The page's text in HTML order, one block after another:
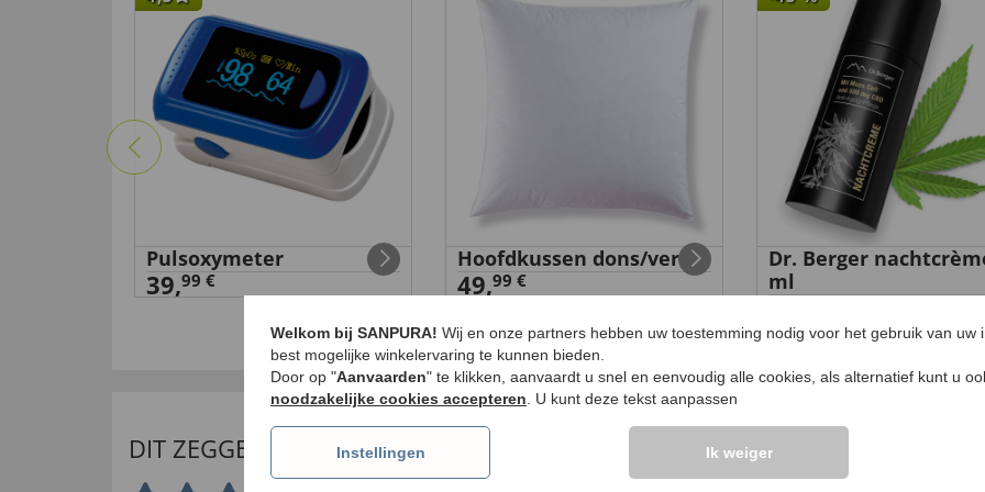
Pulsoxymeter
39,99 €
Hoofdkussen dons/veren
49,99 €
Dr. Berger
ml
DIT ZEGGEN ONZE KLANTEN UW
Welkom bij SANPURA! Wij en onze partners hebben uw toestemming nodig voor het gebruik van uw
best mogelijke winkelervaring te kunnen bieden.
Door op "Aanvaarden" te klikken, aanvaardt u snel en eenvoudig alle cookies, als alternatief kunt u
noodzakelijke cookies accepteren . U kunt deze tekst aanpassen
Instellingen Ik weiger